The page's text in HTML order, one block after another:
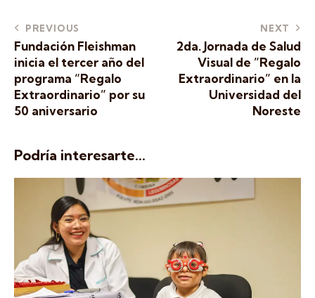
PREVIOUS
Fundación Fleishman
inicia el tercer año del
programa “Regalo
Extraordinario” por su
50 aniversario
NEXT
2da. Jornada de Salud
Visual de ”Regalo
Extraordinario” en la
Universidad del
Noreste
Podría interesarte...